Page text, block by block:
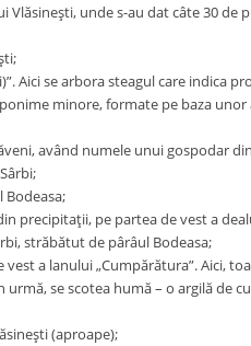
unde s-au dat câte 30 de
Aici se arbora steagul care indica
minore, formate pe baza unor
având numele unui gospodar
precipitaţii, pe partea de vest a
străbătut de pârâul Bodeasa;
a lanului „Cumpărătura”. Aici,
se scotea humă – o argilă de
(aproape);